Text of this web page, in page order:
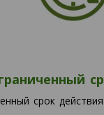
срок